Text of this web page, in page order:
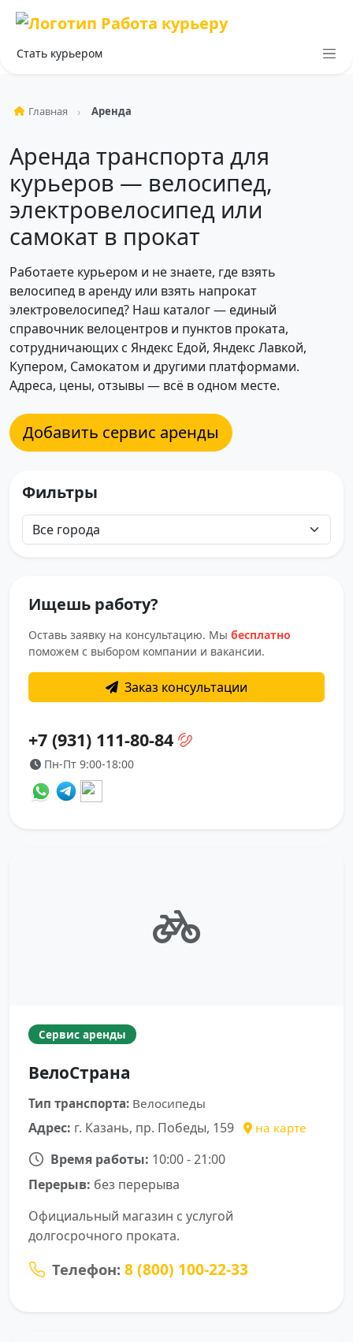
Стать курьером
Главная Аренда
Аренда транспорта для
курьеров — велосипед,
электровелосипед или
самокат в прокат
Работаете курьером и не знаете, где взять
велосипед в аренду или взять напрокат
электровелосипед? Наш каталог — единый
справочник велоцентров и пунктов проката,
сотрудничающих с Яндекс Едой, Яндекс Лавкой,
Купером, Самокатом и другими платформами.
Адреса, цены, отзывы — всё в одном месте.
Добавить сервис аренды
Сервис аренды
ВелоСтрана
Тип транспорта: Велосипеды
Адрес: г. Казань, пр. Победы, 159 на карте
Время работы: 10:00 - 21:00
Перерыв: без перерыва
Официальный магазин с услугой
долгосрочного проката.
Телефон: 8 (800) 100-22-33
Фильтры
Ищешь работу?
Оставь заявку на консультацию. Мы бесплатно
поможем с выбором компании и вакансии.
Заказ консультации
+7 (931) 111-80-84
Пн-Пт 9:00-18:00